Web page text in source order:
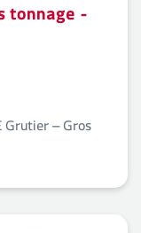
tonnage -
Grutier – Gros